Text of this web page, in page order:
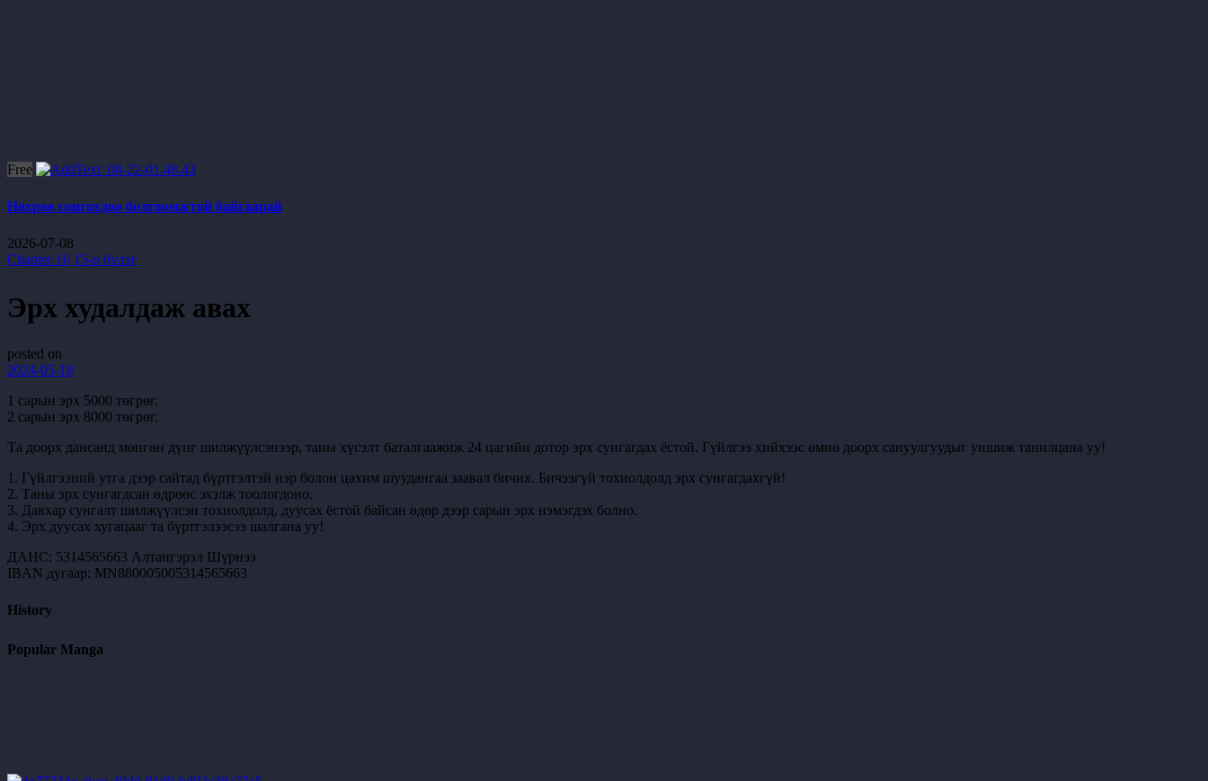
Free
Нөхрөө сонгохдоо болгоомжтой байгаарай
2026-07-08
Chapter 16 15-р бүлэг
Эрх худалдаж авах
posted on
2024-05-18
1 сарын эрх 5000 төгрөг.
2 сарын эрх 8000 төгрөг.
Та доорх дансанд мөнгөн дүнг шилжүүлсэнээр, таны хүсэлт баталгаажиж 24 цагийн дотор эрх сунгагдах ёстой. Гүйлгээ хийхээс өмнө доорх сануулгуудыг уншиж танилцана уу!
1. Гүйлгээний утга дээр сайтад бүртгэлтэй нэр болон цахим шуудангаа заавал бичих. Бичээгүй тохиолдолд эрх сунгагдахгүй!
2. Таны эрх сунгагдсан өдрөөс эхэлж тоологдоно.
3. Давхар сунгалт шилжүүлсэн тохиолдолд, дуусах ёстой байсан өдөр дээр сарын эрх нэмэгдэх болно.
4. Эрх дуусах хугацааг та бүртгэлээсээ шалгана уу!
ДАНС: 5314565663 Алтангэрэл Шүрнээ
IBAN дугаар: MN880005005314565663
History
Popular Manga